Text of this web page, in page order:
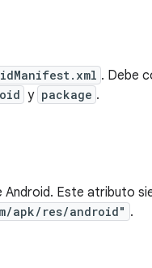
. Debe
y package .
Android. Este atributo
apk/res/android" .